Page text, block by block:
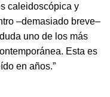
caleidoscópica y
–demasiado breve–
uno de los más
Esta es
en años.”